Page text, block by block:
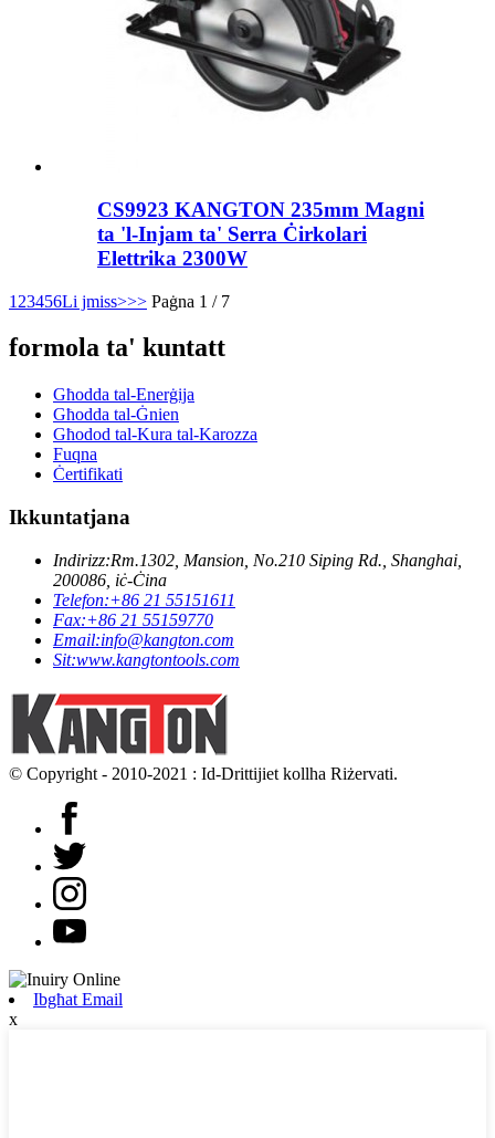
CS9923 KANGTON 235mm Magni
ta 'l-Injam ta' Serra Ċirkolari
Elettrika 2300W
1 23456Li jmiss>>> Paġna 1 / 7
formola ta' kuntatt
Għodda tal-Enerġija
Għodda tal-Ġnien
Għodod tal-Kura tal-Karozza
Fuqna
Ċertifikati
Ikkuntatjana
Indirizz:Rm.1302, Mansion, No.210 Siping Rd., Shanghai,
200086, iċ-Ċina
Telefon:+86 21 55151611
Fax:+86 21 55159770
Email:info@kangton.com
Sit:www.kangtontools.com
© Copyright - 2010-2021 : Id-Drittijiet kollha Riżervati.
Ibgħat Email
x